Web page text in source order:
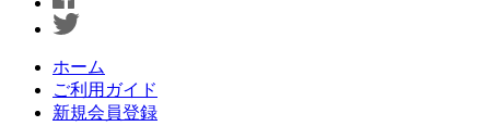
ホーム
ご利用ガイド
新規会員登録